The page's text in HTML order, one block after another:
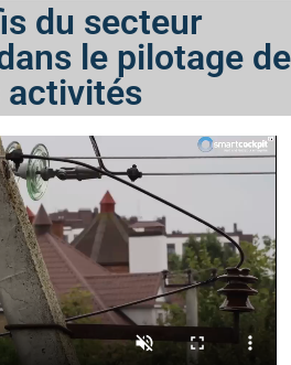
du secteur
le pilotage de
activités